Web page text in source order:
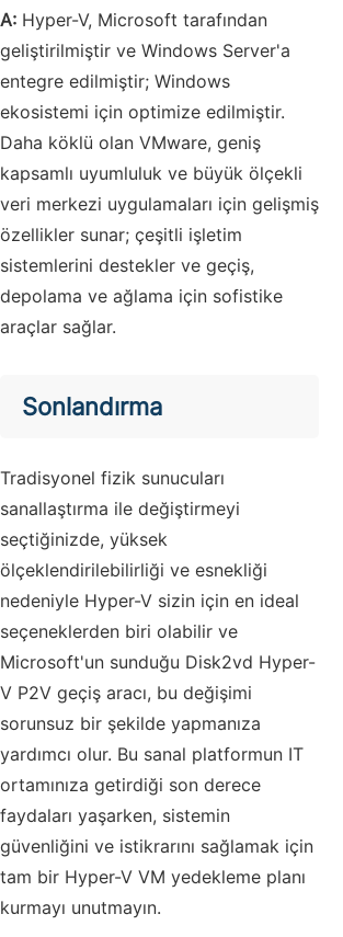
A: Hyper-V, Microsoft tarafından
geliştirilmiştir ve Windows Server'a
entegre edilmiştir; Windows
ekosistemi için optimize edilmiştir.
Daha köklü olan VMware, geniş
kapsamlı uyumluluk ve büyük ölçekli
veri merkezi uygulamaları için gelişmiş
özellikler sunar; çeşitli işletim
sistemlerini destekler ve geçiş,
depolama ve ağlama için sofistike
araçlar sağlar.
Sonlandırma
Tradisyonel fizik sunucuları
sanallaştırma ile değiştirmeyi
seçtiğinizde, yüksek
ölçeklendirilebilirliği ve esnekliği
nedeniyle Hyper-V sizin için en ideal
seçeneklerden biri olabilir ve
Microsoft'un sunduğu Disk2vd Hyper-
V P2V geçiş aracı, bu değişimi
sorunsuz bir şekilde yapmanıza
yardımcı olur. Bu sanal platformun IT
ortamınıza getirdiği son derece
faydaları yaşarken, sistemin
güvenliğini ve istikrarını sağlamak için
tam bir Hyper-V VM yedekleme planı
kurmayı unutmayın.